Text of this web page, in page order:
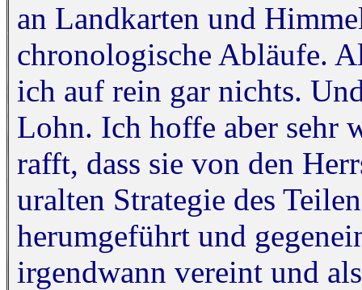
an Landkarten und
chronologische Abläufe.
ich auf rein gar nichts.
Lohn. Ich hoffe aber sehr
rafft, dass sie von den
uralten Strategie des
herumgeführt und
irgendwann vereint und